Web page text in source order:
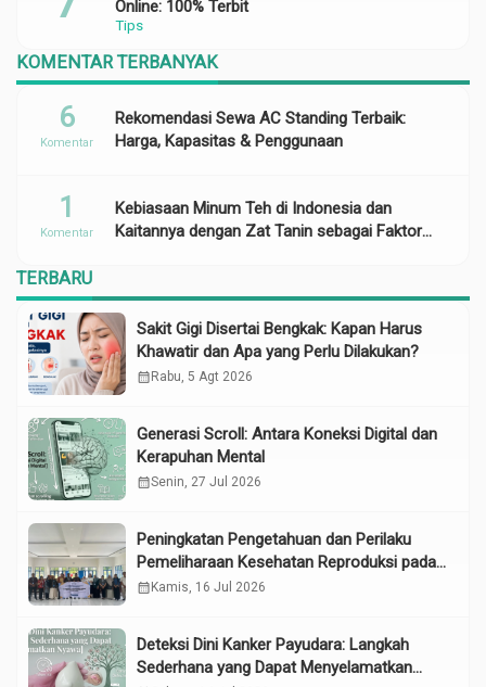
Tips
Online: 100% Terbit
KOMENTAR TERBANYAK
Rekomendasi Sewa AC Standing Terbaik:
Harga, Kapasitas & Penggunaan
6
Komentar
Kebiasaan Minum Teh di Indonesia dan
Kaitannya dengan Zat Tanin sebagai Faktor
1
Komentar
TERBARU
Sakit Gigi Disertai Bengkak: Kapan Harus
Khawatir dan Apa yang Perlu Dilakukan?
calendar_month Rabu, 5 Agt 2026
Generasi Scroll: Antara Koneksi Digital dan
Kerapuhan Mental
calendar_monthSenin, 27 Jul 2026
Peningkatan Pengetahuan dan Perilaku
Pemeliharaan Kesehatan Reproduksi pada
Lansia melalui Edukasi dan Konseling di
calendar_month Kamis, 16 Jul 2026
Deteksi Dini Kanker Payudara: Langkah
Sederhana yang Dapat Menyelamatkan